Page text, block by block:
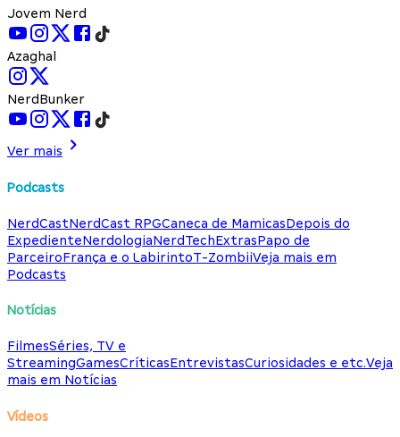
Jovem Nerd
Azaghal
NerdBunker
Ver mais
Podcasts
NerdCastNerdCast RPGCaneca de MamicasDepois do
ExpedienteNerdologiaNerdTechExtrasPapo de
ParceiroFrança e o LabirintoT-ZombiiVeja mais em
Podcasts
Notícias
FilmesSéries, TV e
StreamingGamesCríticasEntrevistasCuriosidades e etc.Veja
mais em Notícias
Vídeos